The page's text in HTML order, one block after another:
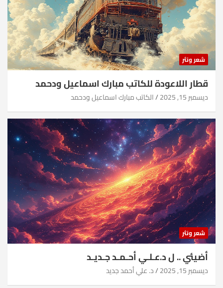
شعر ونثر
قطار اللاعودة للكاتب مبارك اسماعيل ودحمد
ديسمبر 15, 2025 الكاتب مبارك اسماعيل ودحمد
شعر ونثر
أضيئي .. ل د.عـلـي أحـمـد جـديـد
ديسمبر 15, 2025 د. علي أحمد جديد